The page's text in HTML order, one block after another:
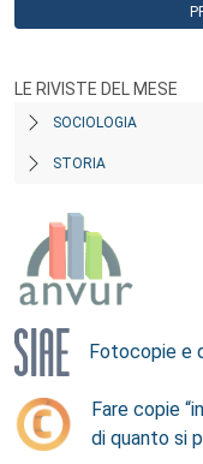
LE RIVISTE DEL MESE
SOCIOLOGIA
STORIA
Fotocopie e
Fare copie
di quanto si